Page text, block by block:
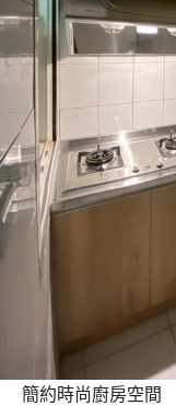
簡約時尚廚房空間